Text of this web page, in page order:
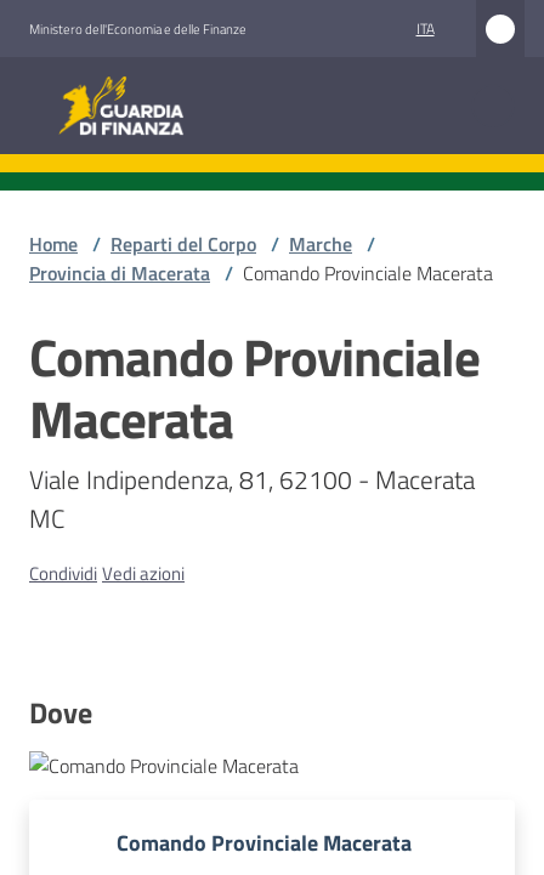
Ministero dell'Economia e delle Finanze ITA
Guardia di Finanza
Guardia di Finanza
siamo
Cosa
facciamo
Comunicazione
e
media
Istituti
di
formazione
Home / Reparti del Corpo / Marche /
Provincia di Macerata / Comando Provinciale Macerata
Salta al contenuto
Comando Provinciale
Macerata
Viale Indipendenza, 81, 62100 - Macerata
MC
CondividiVedi azioni
Dove
Comando Provinciale Macerata